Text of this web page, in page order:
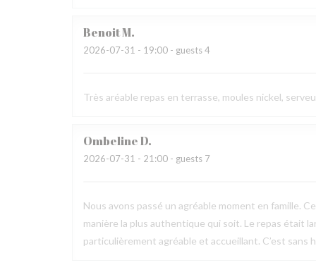
BenoitM
2026-07-31 - 19:00 - guests 4
Très aréable repas en terrasse, moules nickel,
OmbelineD
2026-07-31 - 21:00 - guests 7
Nous avons passé un agréable moment en famille.
manière la plus authentique qui soit. Le repas était
particulièrement agréable et accueillant. C’est sans